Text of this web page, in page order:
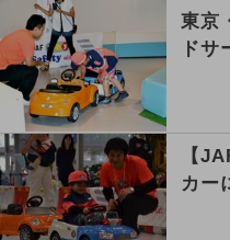
東京
ドサ
【
カー